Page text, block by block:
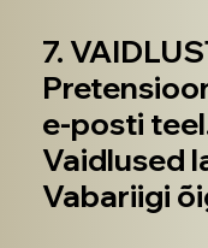
7.
e-posti
Vaidlused
Vabariigi